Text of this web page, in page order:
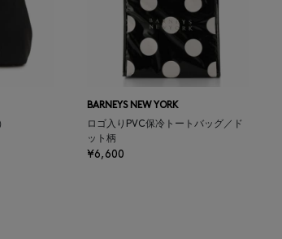
BARNEYS NEW YORK
ロゴ入りPVC保冷トートバッグ／ド
ット柄
¥6,600